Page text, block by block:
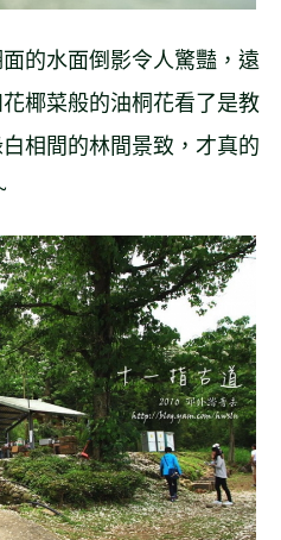
的水面倒影令人驚豔，遠
椰菜般的油桐花看了是教
相間的林間景致，才真的